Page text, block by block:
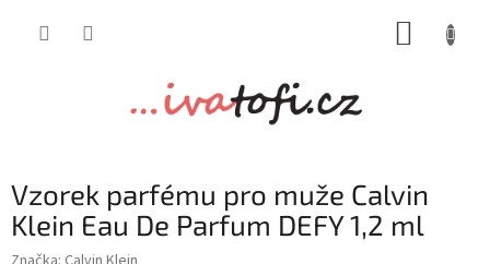
Vzorek parfému pro muže Calvin
Klein Eau De Parfum DEFY 1,2 ml